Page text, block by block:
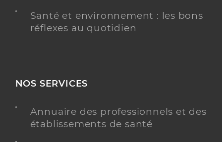
Santé et environnement : les bons
réflexes au quotidien
NOS SERVICES
Annuaire des professionnels et des
établissements de santé